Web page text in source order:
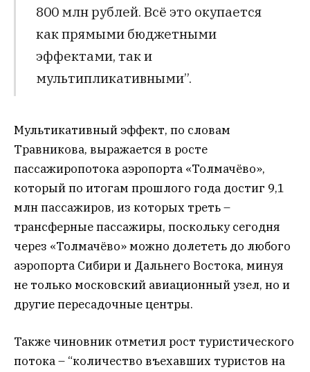
800 млн рублей. Всё это окупается
как прямыми бюджетными
эффектами, так и
мультипликативными”.
Мультикативный эффект, по словам
Травникова, выражается в росте
пассажиропотока аэропорта «Толмачёво»,
который по итогам прошлого года достиг 9,1
млн пассажиров, из которых треть –
трансферные пассажиры, поскольку сегодня
через «Толмачёво» можно долететь до любого
аэропорта Сибири и Дальнего Востока, минуя
не только московский авиационный узел, но и
другие пересадочные центры.
Также чиновник отметил рост туристического
потока – “количество въехавших туристов на